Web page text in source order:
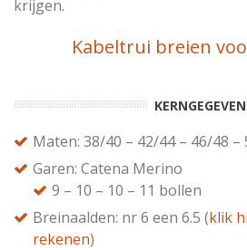
krijgen.
Kabeltrui breien
Maten: 38/40 – 42/44 – 46/48 –
Garen: Catena Merino
9 – 10 – 10 – 11 bollen
Breinaalden: nr 6 een 6.5 (klik
rekenen)